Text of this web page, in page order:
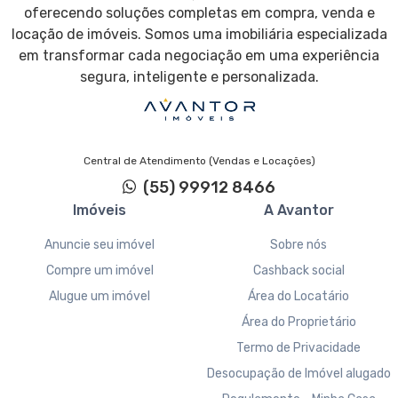
oferecendo soluções completas em compra, venda e
locação de imóveis. Somos uma imobiliária especializada
em transformar cada negociação em uma experiência
segura, inteligente e personalizada.
Central de Atendimento (Vendas e Locações)
(55) 99912 8466
Imóveis
Anuncie seu imóvel
Compre um imóvel
Alugue um imóvel
A Avantor
Sobre nós
Cashback social
Área do Locatário
Área do Proprietário
Termo de Privacidade
Desocupação de Imóvel alugado